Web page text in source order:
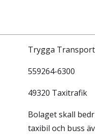
Trygga
559264-6300
49320 Taxitrafik
Bolaget skall
taxibil och buss